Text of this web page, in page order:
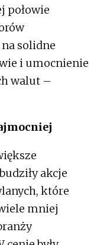
połowie
na solidne
i umocnienie
walut –
akcje
które
mniej